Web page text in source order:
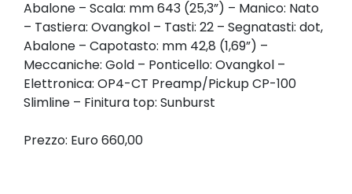
Abalone – Scala: mm 643 (25,3”) – Manico: Nato
– Tastiera: Ovangkol – Tasti: 22 – Segnatasti: dot,
Abalone – Capotasto: mm 42,8 (1,69”) –
Meccaniche: Gold – Ponticello: Ovangkol –
Elettronica: OP4-CT Preamp/Pickup CP-100
Slimline – Finitura top: Sunburst
Prezzo: Euro 660,00